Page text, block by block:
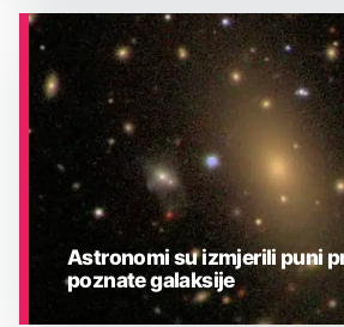
ASTRONOMIJA
Astronomi su izmjerili puni
poznate galaksije